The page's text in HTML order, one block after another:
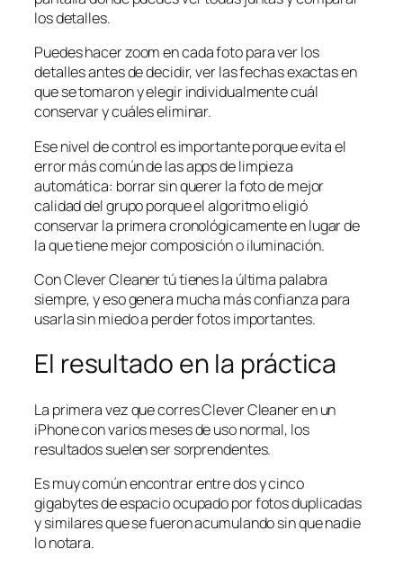
los detalles.
Puedes hacer zoom en cada foto para ver los
detalles antes de decidir, ver las fechas exactas en
que se tomaron y elegir individualmente cuál
conservar y cuáles eliminar.
Ese nivel de control es importante porque evita el
error más común de las apps de limpieza
automática: borrar sin querer la foto de mejor
calidad del grupo porque el algoritmo eligió
conservar la primera cronológicamente en lugar de
la que tiene mejor composición o iluminación.
Con Clever Cleaner tú tienes la última palabra
siempre, y eso genera mucha más confianza para
usarla sin miedo a perder fotos importantes.
El resultado en la práctica
La primera vez que corres Clever Cleaner en un
iPhone con varios meses de uso normal, los
resultados suelen ser sorprendentes.
Es muy común encontrar entre dos y cinco
gigabytes de espacio ocupado por fotos duplicadas
y similares que se fueron acumulando sin que nadie
lo notara.